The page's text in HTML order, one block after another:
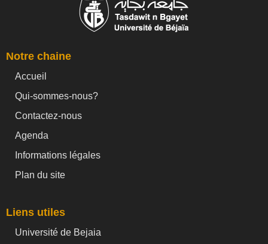
Notre chaine
Accueil
Qui-sommes-nous?
Contactez-nous
Agenda
Informations légales
Plan du site
Liens utiles
Université de Bejaia